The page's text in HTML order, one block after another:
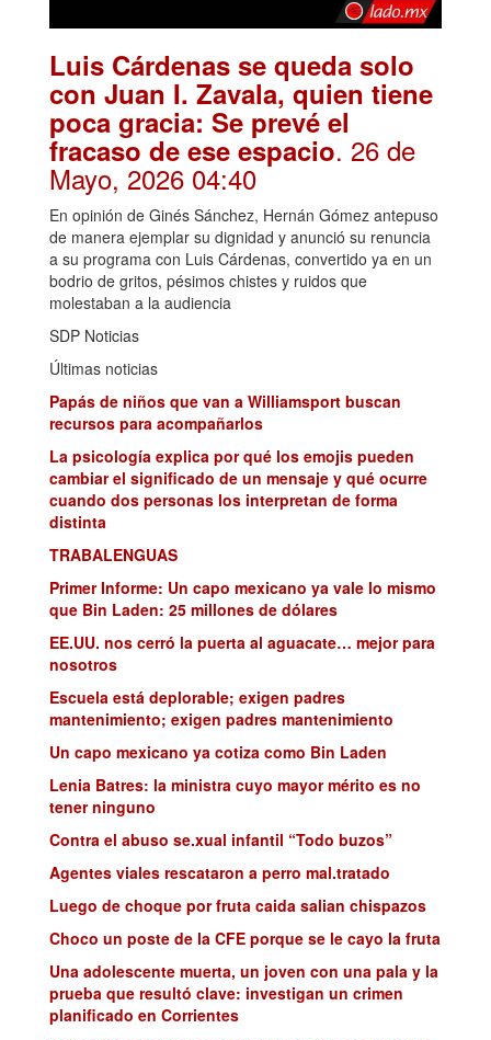
Luis Cárdenas se queda solo
con Juan I. Zavala, quien tiene
poca gracia: Se prevé el
fracaso de ese espacio. 26 de
Mayo, 2026 04:40
En opinión de Ginés Sánchez, Hernán Gómez antepuso
de manera ejemplar su dignidad y anunció su renuncia
a su programa con Luis Cárdenas, convertido ya en un
bodrio de gritos, pésimos chistes y ruidos que
molestaban a la audiencia
SDP Noticias
Últimas noticias
Papás de niños que van a Williamsport buscan
recursos para acompañarlos
La psicología explica por qué los emojis pueden
cambiar el significado de un mensaje y qué ocurre
cuando dos personas los interpretan de forma
distinta
TRABALENGUAS
Primer Informe: Un capo mexicano ya vale lo mismo
que Bin Laden: 25 millones de dólares
EE.UU. nos cerró la puerta al aguacate… mejor para
nosotros
Escuela está deplorable; exigen padres
mantenimiento; exigen padres mantenimiento
Un capo mexicano ya cotiza como Bin Laden
Lenia Batres: la ministra cuyo mayor mérito es no
tener ninguno
Contra el abuso se.xual infantil “Todo buzos”
Agentes viales rescataron a perro mal.tratado
Luego de choque por fruta caida salian chispazos
Choco un poste de la CFE porque se le cayo la fruta
Una adolescente muerta, un joven con una pala y la
prueba que resultó clave: investigan un crimen
planificado en Corrientes